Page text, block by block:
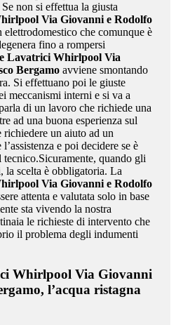
non si effettua la giusta
Via Giovanni e Rodolfo
che comunque è
fino a rompersi
Lavatrici Whirlpool Via
Bergamoavviene smontando
Si effettuano poi le giuste
meccanismi interni e si va a
di un lavoro che richiede una
ad una buona esperienza sul
un aiuto ad un
e poi decidere se è
quando gli
la scelta è obbligatoria. La
Via Giovanni e Rodolfo
attenta e valutata solo in base
sta vivendo la nostra
le richieste di intervento che
il problema degli indumenti
Whirlpool Via Giovanni
, l’acqua ristagna